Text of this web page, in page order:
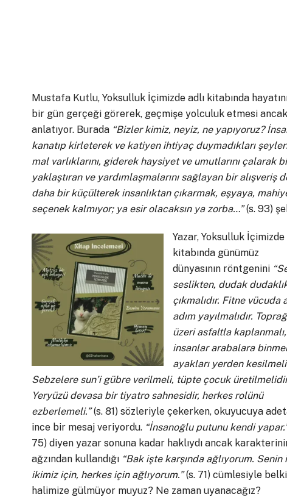
Mustafa Kutlu, Yoksulluk İçimizde adlı kitabında
bir gün gerçeği görerek, geçmişe yolculuk etmesi
anlatıyor. Burada “Bizler kimiz, neyiz, ne yapıyoruz?
kanatıp kirleterek ve katiyen ihtiyaç duymadıkları
mal varlıklarını, giderek haysiyet ve umutlarını
yaklaştıran ve yardımlaşmalarını sağlayan bir
daha bir küçülterek insanlıktan çıkarmak, eşyaya,
seçenek kalmıyor; ya esir olacaksın ya zorba…”(s. 93)
Yazar, Yoksulluk İçimizde
kitabında günümüz
dünyasının röntgenini
seslikten, dudak
çıkmalıdır. Fitne vücuda
adım yayılmalıdır.
üzeri asfaltla kaplanmalı,
insanlar arabalara
ayakları yerden
Sebzelere sun’i gübre verilmeli, tüpte çocuk
Yeryüzü devasa bir tiyatro sahnesidir, herkes rolünü
ezberlemeli.”(s. 81) sözleriyle çekerken, okuyucuya
ince bir mesaj veriyordu. “İnsanoğlu putunu kendi
75) diyen yazar sonuna kadar haklıydı ancak
ağzından kullandığı “Bak işte karşında ağlıyorum. Senin
ikimiz için, herkes için ağlıyorum.”(s. 71) cümlesiyle
halimize gülmüyor muyuz? Ne zaman uyanacağız?